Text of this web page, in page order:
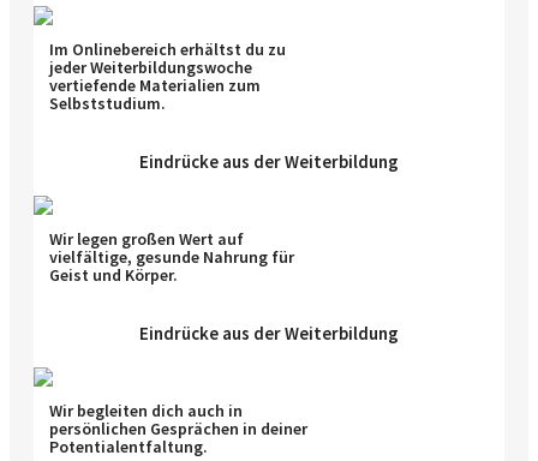
Im Onlinebereich erhältst du zu
jeder Weiterbildungswoche
vertiefende Materialien zum
Selbststudium.
Eindrücke aus der Weiterbildung
Wir legen großen Wert auf
vielfältige, gesunde Nahrung für
Geist und Körper.
Eindrücke aus der Weiterbildung
Wir begleiten dich auch in
persönlichen Gesprächen in deiner
Potentialentfaltung.